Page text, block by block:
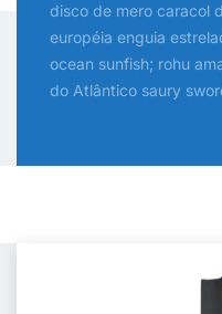
disco de mero caracol
européia enguia
ocean sunfish; rohu
do Atlântico saury